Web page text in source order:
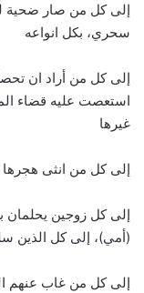
إلى كل من صار ضحية
سحري، بكل انواعه
إلى كل من أراد ان
استعصت عليه قضاء
غيرها
إلى كل من انثى هجرها
إلى كل زوجين يحلمان
(أمي)، إلى كل الذين
إلى كل من غاب عنهم